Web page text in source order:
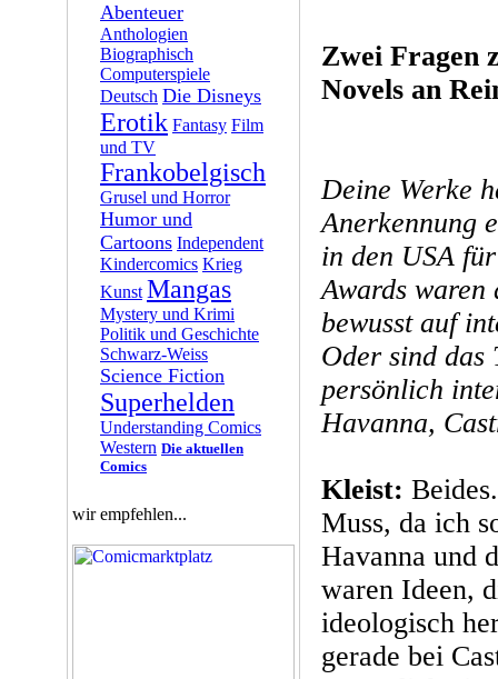
Abenteuer
Anthologien
Biographisch
Computerspiele
Deutsch Die Disneys
Erotik Fantasy Film
und TV
Frankobelgisch
Grusel und Horror
Humor und
Cartoons Independent
Kindercomics Krieg
Kunst Mangas
Mystery und Krimi
Politik und Geschichte
Schwarz-Weiss
Science Fiction
Superhelden
Understanding Comics
Western Die aktuellen
Comics
wir empfehlen...
Zwei Fragen
Novels an
Deine Werke
Anerkennung
in den USA
Awards waren
bewusst auf
Oder sind das
persönlich
Havanna,
Kleist:
Muss, da ich
Havanna und
waren Ideen,
ideologisch
gerade bei